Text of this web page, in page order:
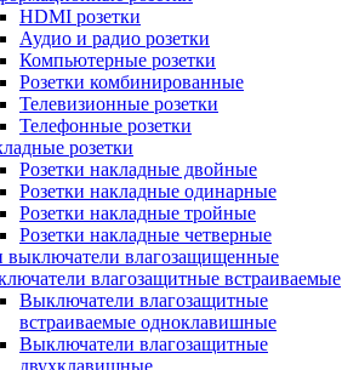
HDMI розетки
Аудио и радио розетки
Компьютерные розетки
Розетки комбинированные
Телевизионные розетки
Телефонные розетки
розетки
Розетки накладные двойные
Розетки накладные одинарные
Розетки накладные тройные
Розетки накладные четверные
выключатели влагозащищенные
влагозащитные встраиваемые
Выключатели влагозащитные
встраиваемые одноклавишные
Выключатели влагозащитные
двухклавишные